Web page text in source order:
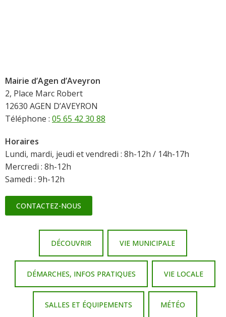
Mairie d’Agen d’Aveyron
2, Place Marc Robert
12630 AGEN D’AVEYRON
Téléphone : 05 65 42 30 88
Horaires
Lundi, mardi, jeudi et vendredi : 8h-12h / 14h-17h
Mercredi : 8h-12h
Samedi : 9h-12h
CONTACTEZ-NOUS
DÉCOUVRIR VIE MUNICIPALE
DÉMARCHES, INFOS PRATIQUES VIE LOCALE
SALLES ET ÉQUIPEMENTS MÉTÉO